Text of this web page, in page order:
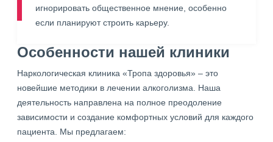
игнорировать общественное мнение, особенно
если планируют строить карьеру.
Особенности нашей клиники
Наркологическая клиника «Тропа здоровья» – это
новейшие методики в лечении алкоголизма. Наша
деятельность направлена на полное преодоление
зависимости и создание комфортных условий для каждого
пациента. Мы предлагаем: